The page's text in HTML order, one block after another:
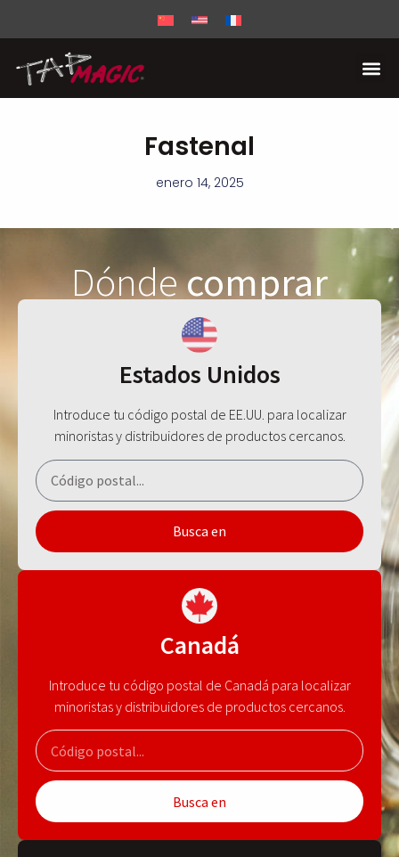
Fastenal
enero 14, 2025
Dóndecomprar
Estados Unidos
Introduce tu código postal de EE.UU. para localizar
minoristas y distribuidores de productos cercanos.
Busca en
Canadá
Introduce tu código postal de Canadá para localizar
minoristas y distribuidores de productos cercanos.
Busca en